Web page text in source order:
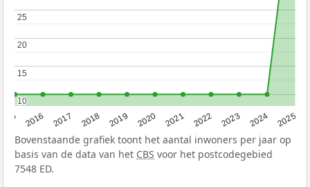
2016 2017 2018 2019 2020 2021 2022 2023 2024 2025
10
10
15
15
20
20
25
25
Bovenstaande grafiek toont het aantal inwoners per jaar op
basis van de data van het CBS voor het postcodegebied
7548 ED.